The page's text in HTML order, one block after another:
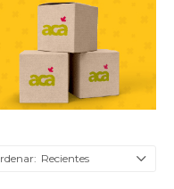
Recientes